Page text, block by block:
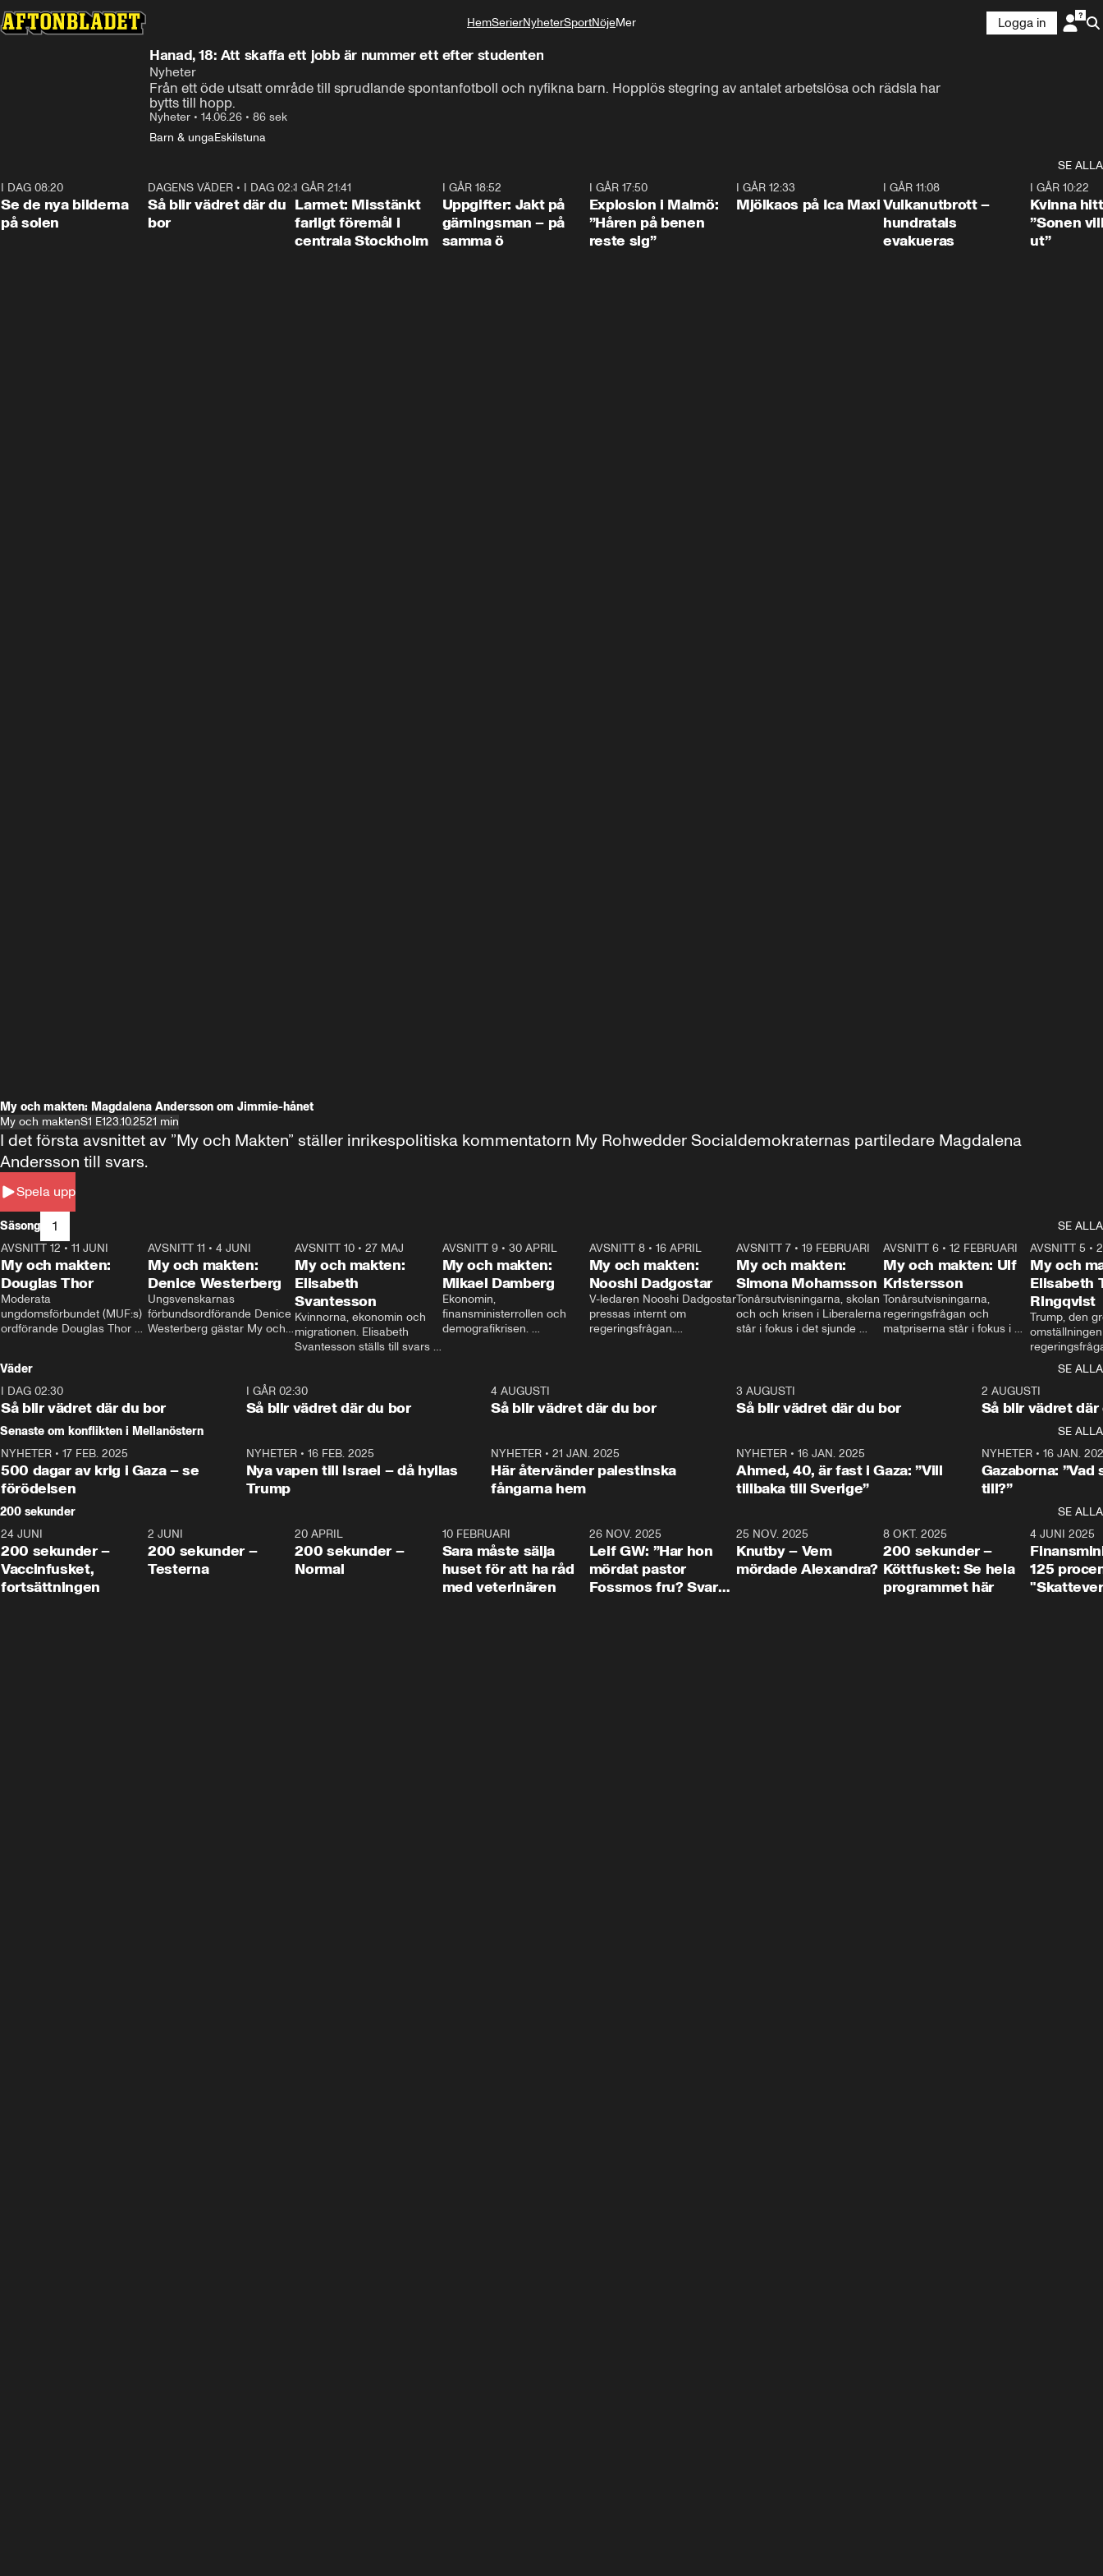
HemSerierNyheterSportNöjeMer
Logga in
Hanad, 18: Att skaffa ett jobb är nummer ett efter studenten
Nyheter
Från ett öde utsatt område till sprudlande spontanfotboll och nyfikna barn. Hopplös stegring av antalet arbetslösa och rädsla har
bytts till hopp.
Nyheter • 14.06.26 • 86 sek
Barn & ungaEskilstuna
SE ALLA
I DAG 08:20
Se de nya bilderna
på solen
1:06
DAGENS VÄDER • I DAG 02:30
Så blir vädret där du
bor
I GÅR 21:41
Larmet: Misstänkt
farligt föremål i
centrala Stockholm
I GÅR 18:52
Uppgifter: Jakt på
gärningsman – på
samma ö
I GÅR 17:50
Explosion i Malmö:
”Håren på benen
reste sig”
I GÅR 12:33
Mjölkaos på Ica Maxi
I GÅR 11:08
Vulkanutbrott –
hundratals
evakueras
I GÅR 10:22
Kvinna
”Sonen
ut”
My och makten: Magdalena Andersson om Jimmie-hånet
My och maktenS1 E123.10.2521 min
Spela upp
I det första avsnittet av ”My och Makten” ställer inrikespolitiska kommentatorn My Rohwedder Socialdemokraternas partiledare Magdalena
Andersson till svars.
Säsong 1
SE ALLA
26:27
AVSNITT 12 • 11 JUNI
My och makten:
Douglas Thor
Moderata
ungdomsförbundet (MUF:s)
ordförande Douglas Thor
tonårsutvisningarna och hur
Moderaterna ska locka
väljare till valet i höst.
23:40
AVSNITT 11 •4 JUNI
My och makten:
Denice Westerberg
Ungsvenskarnas
förbundsordförande Denice
Westerberg gästar My och
AVSNITT 10 •27 MAJ
My och makten:
Elisabeth
Svantesson
Kvinnorna, ekonomin och
migrationen. Elisabeth
Svantesson ställs till svars
AVSNITT 9• 30 APRIL
My och makten:
Mikael Damberg
Ekonomin,
finansministerrollen och
demografikrisen.
och Makten.
AVSNITT 8• 16 APRIL
My och makten:
Nooshi Dadgostar
V-ledaren Nooshi Dadgostar
pressas internt om
regeringsfrågan.
– Vi ställer upp i val. Ska vi
vara med så sitter vi förstås
24:30
AVSNITT 7• 19 FEBRUARI
My och makten:
Simona Mohamsson
Tonårsutvisningarna, skolan
och och krisen i Liberalerna
står i fokus i det sjunde
kommentator My
Rohwedder ställer
utbildnings- och
Mohamsson till svars.
27:30
AVSNITT 6 •12 FEBRUARI
My och makten: Ulf
Kristersson
Tonårsutvisningarna,
regeringsfrågan och
matpriserna står i fokus i
Rohwedder ställer
statsminister Ulf Kristersson
AVSNITT 5 •
My och
Elisabeth
Ringqvist
Trump, den
centrum i
avsnittet av
Makten”. Se
Aftonbladets
Rohwedder
Thand Ring
Väder
SE ALLA
I DAG 02:30
Så blir vädret där du bor
1:06
I GÅR 02:30
Så blir vädret där du bor
4 AUGUSTI
Så blir vädret där du bor
3 AUGUSTI
Så blir vädret där du bor
2 AUGUSTI
Så blir vädret där
Senaste om konflikten i Mellanöstern
SE ALLA
NYHETER • 17 FEB. 2025
500 dagar av krig i Gaza – se
förödelsen
NYHETER• 16 FEB. 2025
Nya vapen till Israel – då hyllas
Trump
NYHETER •21 JAN. 2025
Här återvänder palestinska
fångarna hem
NYHETER• 16 JAN. 2025
Ahmed, 40, är fast i Gaza: ”Vill
tillbaka till Sverige”
NYHETER• 16 JAN.
Gazaborna:
till?”
200 sekunder
SE ALLA
5:00
24 JUNI
200 sekunder –
Vaccinfusket,
fortsättningen
4:23
2 JUNI
200 sekunder –
Testerna
20 APRIL
200 sekunder –
Normal
10 FEBRUARI
Sara måste sälja
huset för att ha råd
med veterinären
26 NOV. 2025
Leif GW: ”Har hon
mördat pastor
Fossmos fru? Svar
31:05
25 NOV. 2025
Knutby – Vem
mördade Alexandra?
4:29
8 OKT. 2025
200 sekunder –
Köttfusket: Se hela
programmet här
4 JUNI 2025
125